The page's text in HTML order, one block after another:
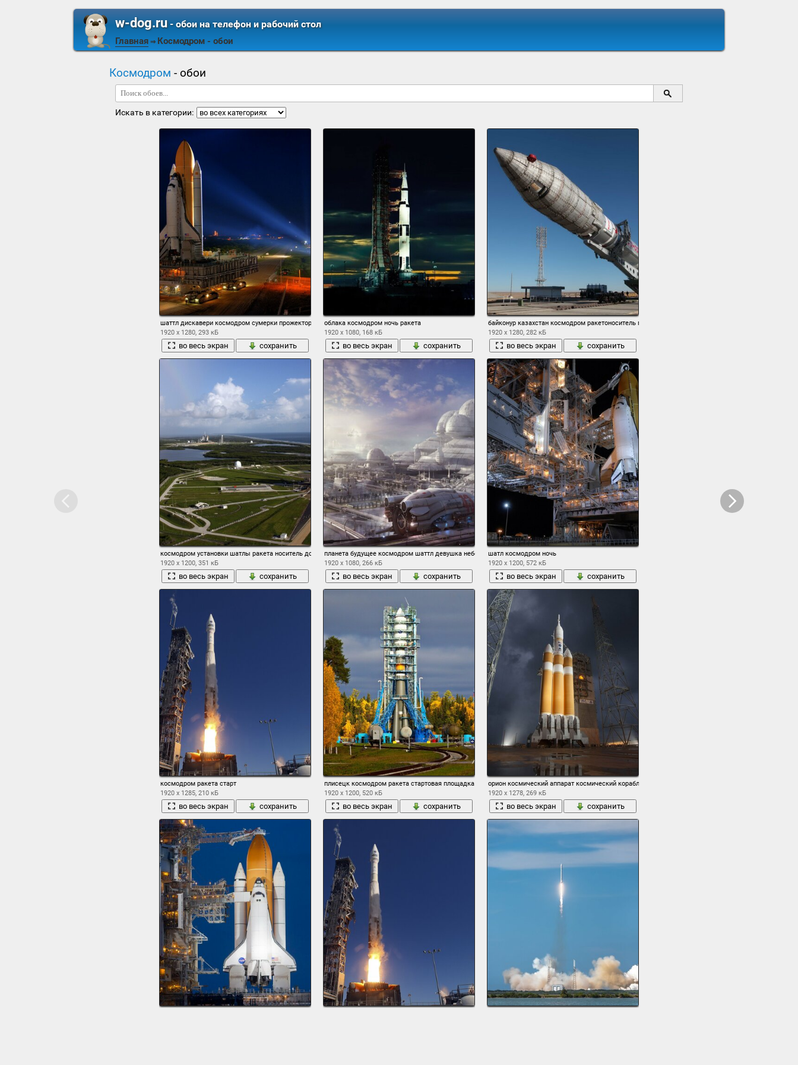
w-dog.ru- обои на телефон и рабочий стол
Главная ⇒ Космодром - обои
Космодром - обои
Искать в категории:
шаттл дискавери космодром сумерки прожекторы
1920 x 1280, 293 кБ
во весь экран сохранить
облака космодром ночь ракета
1920 x 1080, 168 кБ
во весь экран сохранить
байконур казахстан космодром ракетоноситель протон-м спутник сириус фм-6 чистое небо
1920 x 1280, 282 кБ
во весь экран сохранить
космодром установки шатлы ракета носитель дороги подготовка побережье радуга горизонт небо облака
1920 x 1200, 351 кБ
во весь экран сохранить
планета будущее космодром шаттл девушка небо облака
1920 x 1080, 266 кБ
во весь экран сохранить
шатл космодром ночь
1920 x 1200, 572 кБ
во весь экран сохранить
космодром ракета старт
1920 x 1285, 210 кБ
во весь экран сохранить
плисецк космодром ракета стартовая площадка
1920 x 1200, 520 кБ
во весь экран сохранить
орион космический аппарат космический корабль космодром
1920 x 1278, 269 кБ
во весь экран сохранить